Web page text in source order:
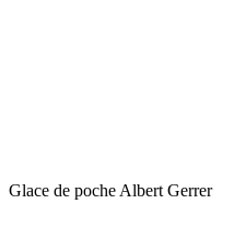
Glace de poche Albert Gerrer